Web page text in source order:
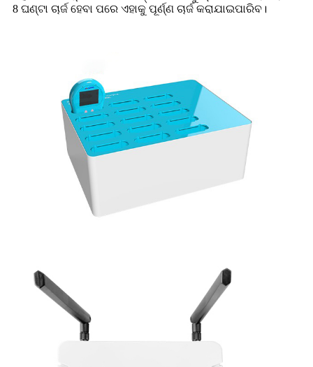
8 ଘଣ୍ଟା ଚାର୍ଜ ହେବା ପରେ ଏହାକୁ ପୂର୍ଣ୍ଣ ଚାର୍ଜ କରାଯାଇପାରିବ।